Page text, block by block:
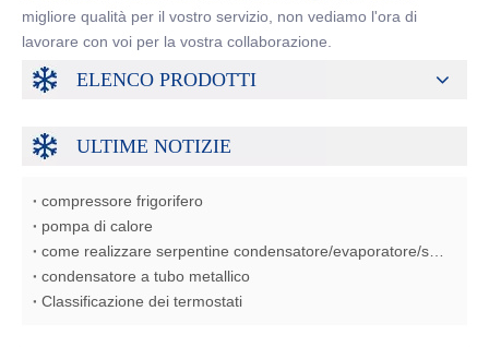
migliore qualità per il vostro servizio, non vediamo l'ora di
lavorare con voi per la vostra collaborazione.
ELENCO PRODOTTI
ULTIME NOTIZIE
compressore frigorifero
pompa di calore
condensatore a tubo metallico
Classificazione dei termostati